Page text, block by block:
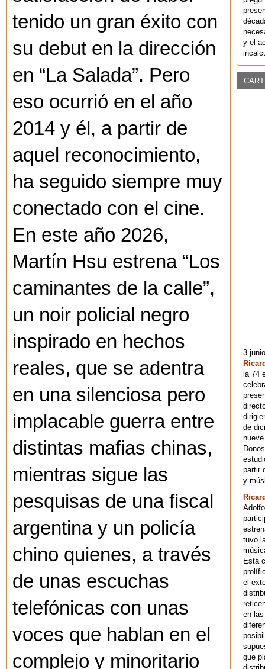
tenido un gran éxito con
su debut en la dirección
en “La Salada”. Pero
eso ocurrió en el año
2014 y él, a partir de
aquel reconocimiento,
ha seguido siempre muy
conectado con el cine.
En este año 2026,
Martín Hsu estrena “Los
caminantes de la calle”,
un noir policial negro
inspirado en hechos
reales, que se adentra
en una silenciosa pero
implacable guerra entre
distintas mafias chinas,
mientras sigue las
pesquisas de una fiscal
argentina y un policía
chino quienes, a través
de unas escuchas
telefónicas con unas
voces que hablan en el
complejo y minoritario
y el
3
la 74
de
partir
y
tuvo
Está
el
en
que